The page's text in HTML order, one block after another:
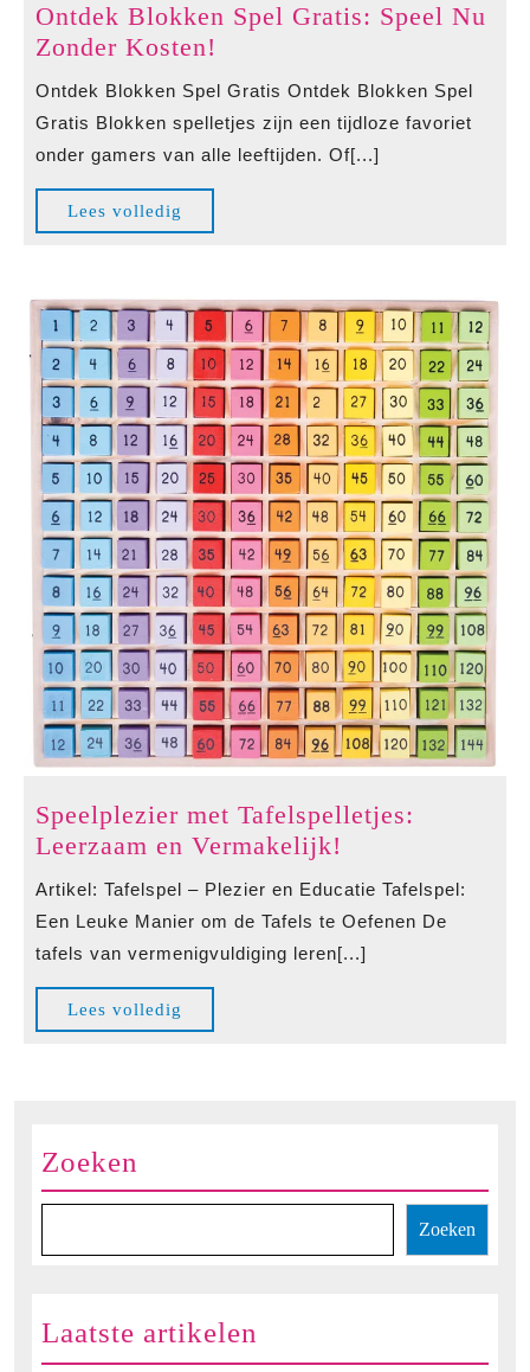
Ontdek Blokken Spel Gratis: Speel Nu
Zonder Kosten!
Blokken
Gratis:
Speel
Ontdek Blokken Spel Gratis Ontdek Blokken Spel
Gratis Blokken spelletjes zijn een tijdloze favoriet
onder gamers van alle leeftijden. Of[...]
Lees volledig
volledig
Speelplezier met Tafelspelletjes:
Leerzaam en Vermakelijk!
met
Tafelspelletjes:
Leerzaam
en
Artikel: Tafelspel – Plezier en Educatie Tafelspel:
Een Leuke Manier om de Tafels te Oefenen De
tafels van vermenigvuldiging leren[...]
Lees volledig
volledig
Zoeken
Zoeken
Laatste artikelen